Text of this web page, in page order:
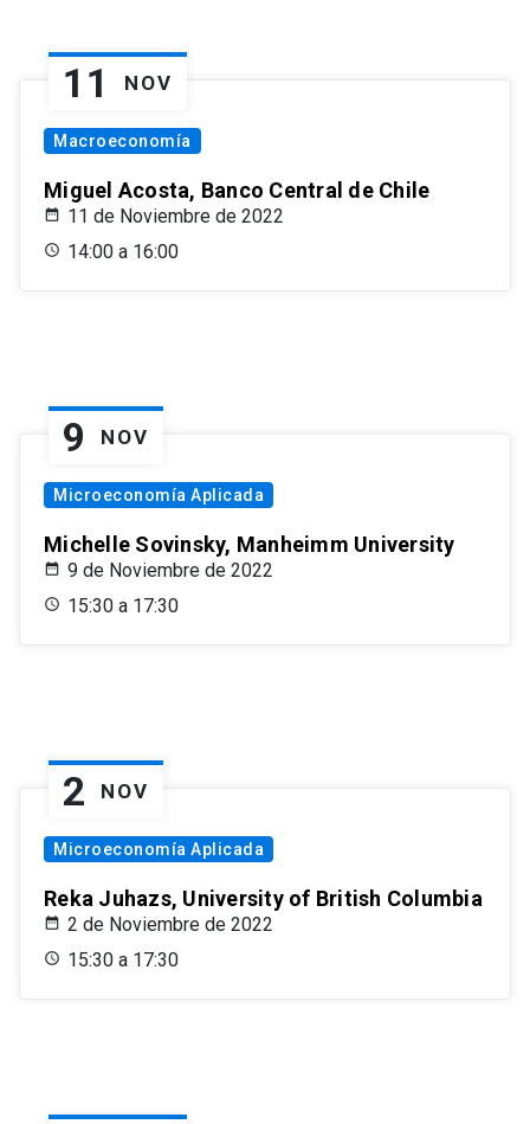
11 NOV
Macroeconomía
Miguel Acosta, Banco Central de Chile
11 de Noviembre de 2022
14:00 a 16:00
9 NOV
Microeconomía Aplicada
Michelle Sovinsky, Manheimm University
9 de Noviembre de 2022
15:30 a 17:30
2 NOV
Microeconomía Aplicada
Reka Juhazs, University of British Columbia
2 de Noviembre de 2022
15:30 a 17:30